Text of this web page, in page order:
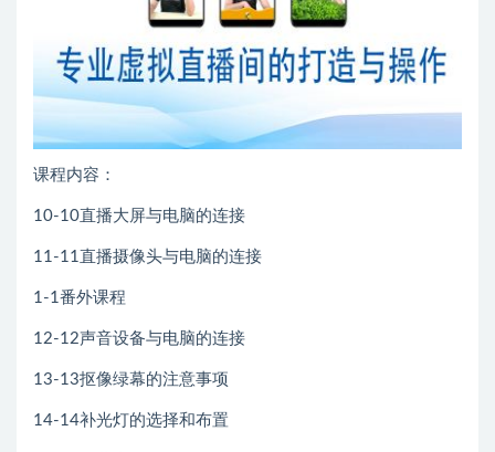
课程内容：
10-10直播大屏与电脑的连接
11-11直播摄像头与电脑的连接
1-1番外课程
12-12声音设备与电脑的连接
13-13抠像绿幕的注意事项
14-14补光灯的选择和布置